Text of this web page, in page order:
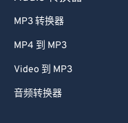
MP3 转换器
MP4 到 MP3
Video 到 MP3
音频转换器